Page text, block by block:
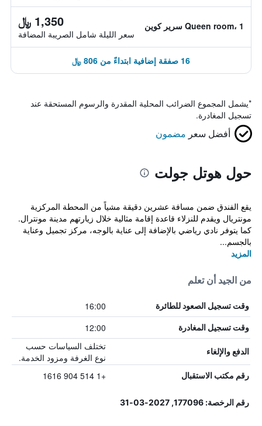
Queen room، 1 سرير كوين 1,350 ﷼
سعر الليلة شامل الصريبة المضافة
16 صفقة إضافية ابتداءً من 806 ﷼
*يشمل المجموع الضرائب المحلية المقدرة والرسوم المستحقة عند
تسجيل المغادرة.
أفضل سعر مضمون
حول هوتل جولت
يقع الفندق ضمن مسافة عشرين دقيقة مشياً من المحطة المركزية
مونتريال ويقدم للنزلاء قاعدة إقامة مثالية خلال زيارتهم مدينة مونترال.
كما يتوفر نادي رياضي بالإضافة إلى عناية بالوجه، مركز تجميل وعناية
بالجسم...
المزيد
من الجيد أن تعلم
وقت تسجيل الصعود للطائرة 16:00
وقت تسجيل المغادرة 12:00
الدفع والإلغاء
تختلف السياسات حسب
نوع الغرفة ومزود الخدمة.
رقم مكتب الاستقبال +1 514 904 1616
رقم الرخصة: 177096, 2027-03-31